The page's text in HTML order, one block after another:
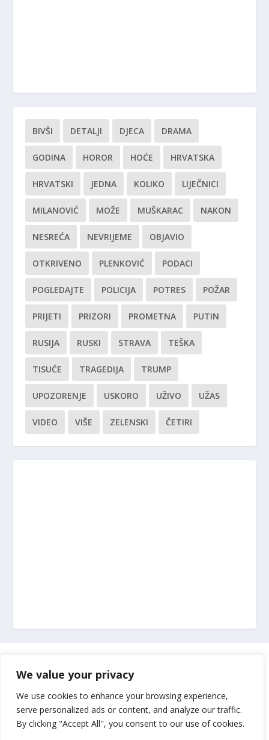
We value your privacy
We use cookies to enhance your browsing experience,
serve personalized ads or content, and analyze our traffic.
By clicking "Accept All", you consent to our use of cookies.
BIVŠI DETALJI DJECA DRAMA
GODINA HOROR HOĆE HRVATSKA
HRVATSKI JEDNA KOLIKO LIJEČNICI
MILANOVIĆ MOŽE MUŠKARAC NAKON
NESREĆA NEVRIJEME OBJAVIO
OTKRIVENO PLENKOVIĆ PODACI
POGLEDAJTE POLICIJA POTRES POŽAR
PRIJETI PRIZORI PROMETNA PUTIN
RUSIJA RUSKI STRAVA TEŠKA
TISUĆE TRAGEDIJA TRUMP
UPOZORENJE USKORO UŽIVO UŽAS
VIDEO VIŠE ZELENSKI ČETIRI
Impressum
Uvjeti korištenja